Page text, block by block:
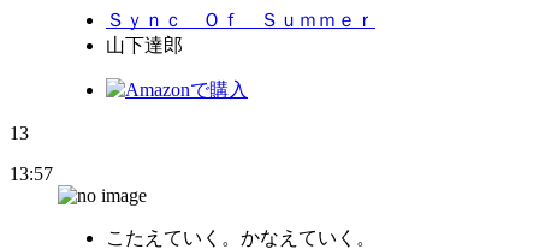
Ｓｙｎｃ Ｏｆ Ｓｕｍｍｅｒ
山下達郎
13
13:57
こたえていく。かなえていく。